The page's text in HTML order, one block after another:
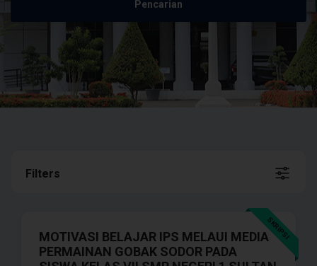
Filters
SKRIPSI
MOTIVASI BELAJAR IPS MELAUI MEDIA
PERMAINAN GOBAK SODOR PADA